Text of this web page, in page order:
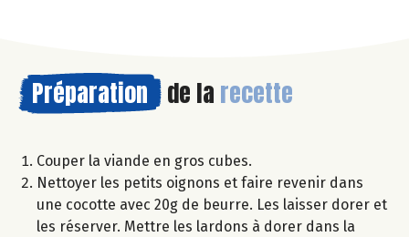
Préparation de la recette
Couper la viande en gros cubes.
Nettoyer les petits oignons et faire revenir dans
une cocotte avec 20g de beurre. Les laisser dorer et
les réserver. Mettre les lardons à dorer dans la